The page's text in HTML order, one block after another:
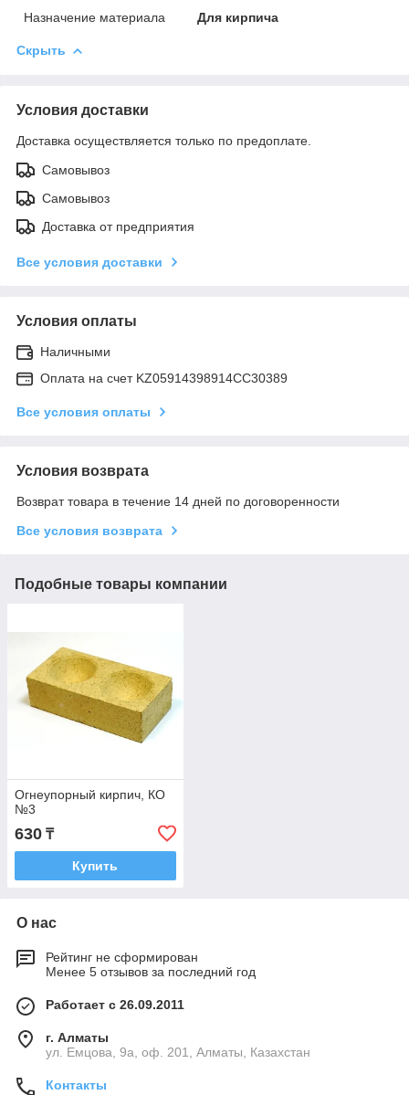
Назначение материала
Для кирпича
Скрыть
Условия доставки
Доставка осуществляется только по предоплате.
Самовывоз
Самовывоз
Доставка от предприятия
Все условия доставки
Условия оплаты
Наличными
Оплата на счет KZ05914398914CC30389
Все условия оплаты
Условия возврата
Возврат товара в течение 14 дней по договоренности
Все условия возврата
Подобные товары компании
Огнеупорный кирпич, КО
№3
630 ₸
Купить
О нас
Рейтинг не сформирован
Менее 5 отзывов за последний год
Работает с 26.09.2011
г. Алматы
ул. Емцова, 9а, оф. 201, Алматы, Казахстан
Контакты